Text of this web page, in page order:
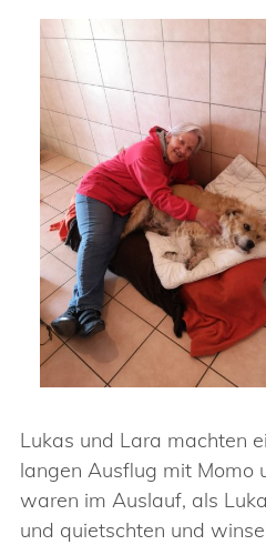
Lukas und Lara machten
langen Ausflug mit Momo
waren im Auslauf, als
und quietschten und